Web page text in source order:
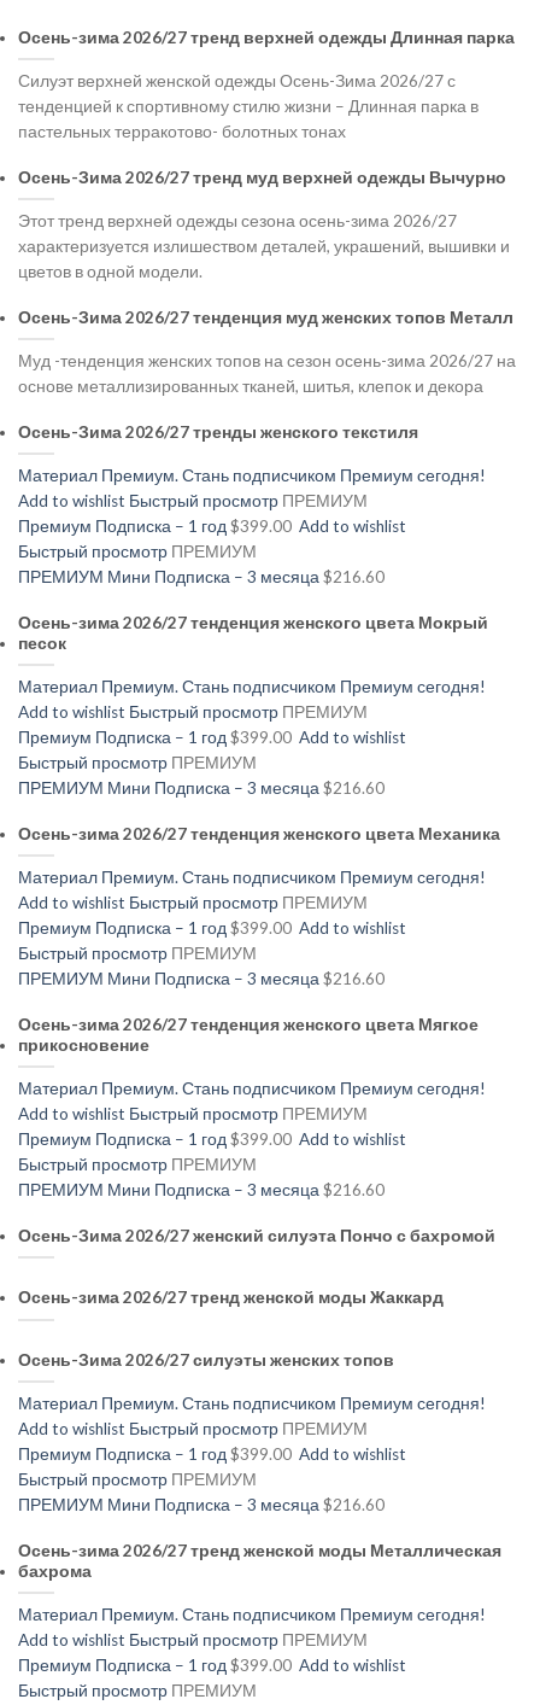
Осень-зима 2026/27 тренд верхней одежды Длинная парка
Силуэт верхней женской одежды Осень-Зима 2026/27 с
тенденцией к спортивному стилю жизни – Длинная парка в
пастельных терракотово- болотных тонах
Осень-Зима 2026/27 тренд муд верхней одежды Вычурно
Этот тренд верхней одежды сезона осень-зима 2026/27
характеризуется излишеством деталей, украшений, вышивки и
цветов в одной модели.
Осень-Зима 2026/27 тенденция муд женских топов Металл
Муд -тенденция женских топов на сезон осень-зима 2026/27 на
основе металлизированных тканей, шитья, клепок и декора
Осень-Зима 2026/27 тренды женского текстиля
Материал Премиум. Стань подписчиком Премиум сегодня!
Add to wishlist Быстрый просмотр ПРЕМИУМ
Премиум Подписка – 1 год $399.00 Add to wishlist
Быстрый просмотр ПРЕМИУМ
ПРЕМИУМ Мини Подписка – 3 месяца $216.60
Осень-зима 2026/27 тенденция женского цвета Мокрый
песок
Материал Премиум. Стань подписчиком Премиум сегодня!
Add to wishlist Быстрый просмотр ПРЕМИУМ
Премиум Подписка – 1 год $399.00 Add to wishlist
Быстрый просмотр ПРЕМИУМ
ПРЕМИУМ Мини Подписка – 3 месяца $216.60
Осень-зима 2026/27 тенденция женского цвета Механика
Материал Премиум. Стань подписчиком Премиум сегодня!
Add to wishlist Быстрый просмотр ПРЕМИУМ
Премиум Подписка – 1 год $399.00 Add to wishlist
Быстрый просмотр ПРЕМИУМ
ПРЕМИУМ Мини Подписка – 3 месяца $216.60
Осень-зима 2026/27 тенденция женского цвета Мягкое
прикосновение
Материал Премиум. Стань подписчиком Премиум сегодня!
Add to wishlist Быстрый просмотр ПРЕМИУМ
Премиум Подписка – 1 год $399.00 Add to wishlist
Быстрый просмотр ПРЕМИУМ
ПРЕМИУМ Мини Подписка – 3 месяца $216.60
Осень-Зима 2026/27 женский силуэта Пончо с бахромой
Осень-зима 2026/27 тренд женской моды Жаккард
Осень-Зима 2026/27 силуэты женских топов
Материал Премиум. Стань подписчиком Премиум сегодня!
Add to wishlist Быстрый просмотр ПРЕМИУМ
Премиум Подписка – 1 год $399.00 Add to wishlist
Быстрый просмотр ПРЕМИУМ
ПРЕМИУМ Мини Подписка – 3 месяца $216.60
Осень-зима 2026/27 тренд женской моды Металлическая
бахрома
Материал Премиум. Стань подписчиком Премиум сегодня!
Add to wishlist Быстрый просмотр ПРЕМИУМ
Премиум Подписка – 1 год $399.00 Add to wishlist
Быстрый просмотр ПРЕМИУМ